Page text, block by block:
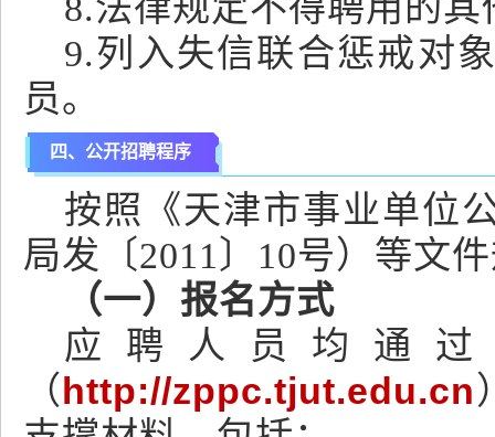
8.法律规定不得聘用的
9.列入失信联合惩戒对
员。
四、公开招聘程序
按照《天津市事业单位
局发〔2011〕10号）等文
（一）报名方式
应聘人员均通
（http://zppc.tjut.edu.cn